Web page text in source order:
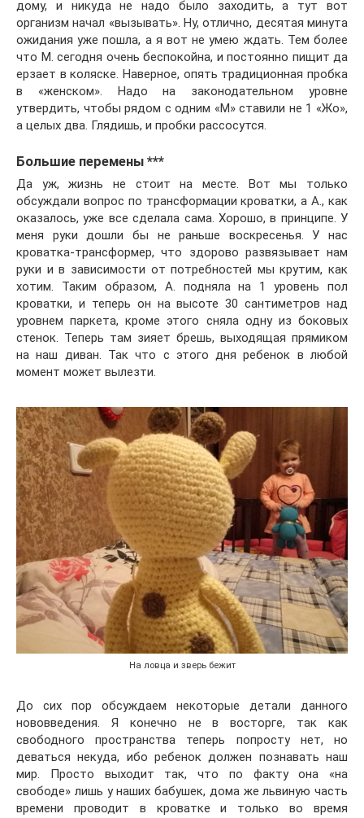
дому, и никуда не надо было заходить, а тут вот
организм начал «вызывать». Ну, отлично, десятая минута
ожидания уже пошла, а я вот не умею ждать. Тем более
что М. сегодня очень беспокойна, и постоянно пищит да
ерзает в коляске. Наверное, опять традиционная пробка
в «женском». Надо на законодательном уровне
утвердить, чтобы рядом с одним «М» ставили не 1 «Жо»,
а целых два. Глядишь, и пробки рассосутся.
Большие перемены ***
Да уж, жизнь не стоит на месте. Вот мы только
обсуждали вопрос по трансформации кроватки, а А., как
оказалось, уже все сделала сама. Хорошо, в принципе. У
меня руки дошли бы не раньше воскресенья. У нас
кроватка-трансформер, что здорово развязывает нам
руки и в зависимости от потребностей мы крутим, как
хотим. Таким образом, А. подняла на 1 уровень пол
кроватки, и теперь он на высоте 30 сантиметров над
уровнем паркета, кроме этого сняла одну из боковых
стенок. Теперь там зияет брешь, выходящая прямиком
на наш диван. Так что с этого дня ребенок в любой
момент может вылезти.
На ловца и зверь бежит
До сих пор обсуждаем некоторые детали данного
нововведения. Я конечно не в восторге, так как
свободного пространства теперь попросту нет, но
деваться некуда, ибо ребенок должен познавать наш
мир. Просто выходит так, что по факту она «на
свободе» лишь у наших бабушек, дома же львиную часть
времени проводит в кроватке и только во время